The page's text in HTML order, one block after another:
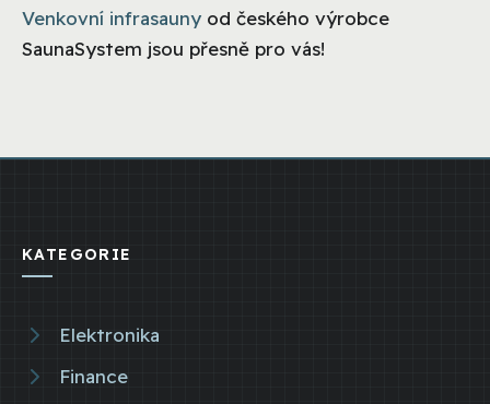
Venkovní infrasauny od českého výrobce
SaunaSystem jsou přesně pro vás!
KATEGORIE
Elektronika
Finance